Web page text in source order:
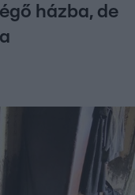
házba, de